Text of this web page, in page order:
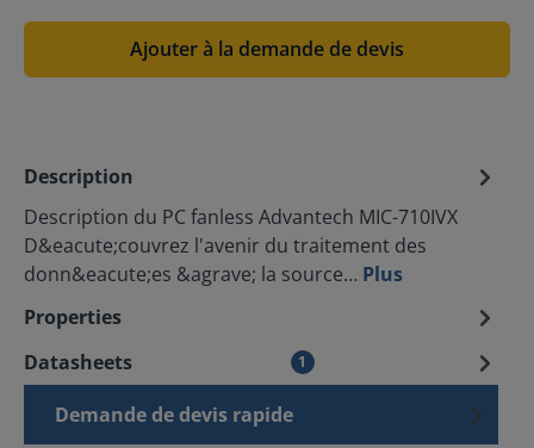
Ajouter à la demande de devis
Description
Description du PC fanless Advantech MIC-710IVX
D&eacute;couvrez l'avenir du traitement des
donn&eacute;es &agrave; la source… Plus
Properties
Datasheets
1
Demande de devis rapide